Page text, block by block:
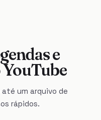
e
até um arquivo de
rápidos.